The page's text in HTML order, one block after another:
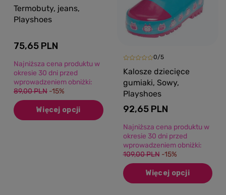
Termobuty, jeans,
Playshoes
75,65 PLN
Najniższa cena produktu w
okresie 30 dni przed
wprowadzeniem obniżki:
89,00 PLN -15%
Więcej opcji
0/5
Kalosze dziecięce
gumiaki, Sowy,
Playshoes
92,65 PLN
Najniższa cena produktu w
okresie 30 dni przed
wprowadzeniem obniżki:
109,00 PLN -15%
Więcej opcji